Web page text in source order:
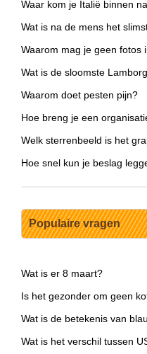
Waar kom je Italië binnen
Wat is na de mens het
Waarom mag je geen fotos
Wat is de sloomste
Waarom doet pesten pijn?
Hoe breng je een
Welk sterrenbeeld is het
Hoe snel kun je beslag
Populaire vragen
Wat is er 8 maart?
Is het gezonder om geen
Wat is de betekenis van
Wat is het verschil tussen